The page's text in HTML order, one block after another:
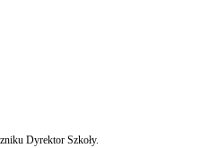
w miesięczniku Dyrektor Szkoły.